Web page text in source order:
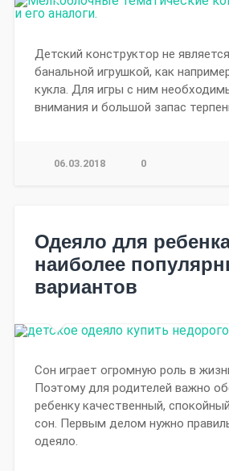
Детский конструктор не
банальной игрушкой, как
кукла. Для игры с ним
внимания и большой запас
06.03.2018 0
Одеяло для
наиболее
вариантов
Сон играет огромную роль в
Поэтому для родителей важно
ребенку качественный,
сон. Первым делом нужно
одеяло.